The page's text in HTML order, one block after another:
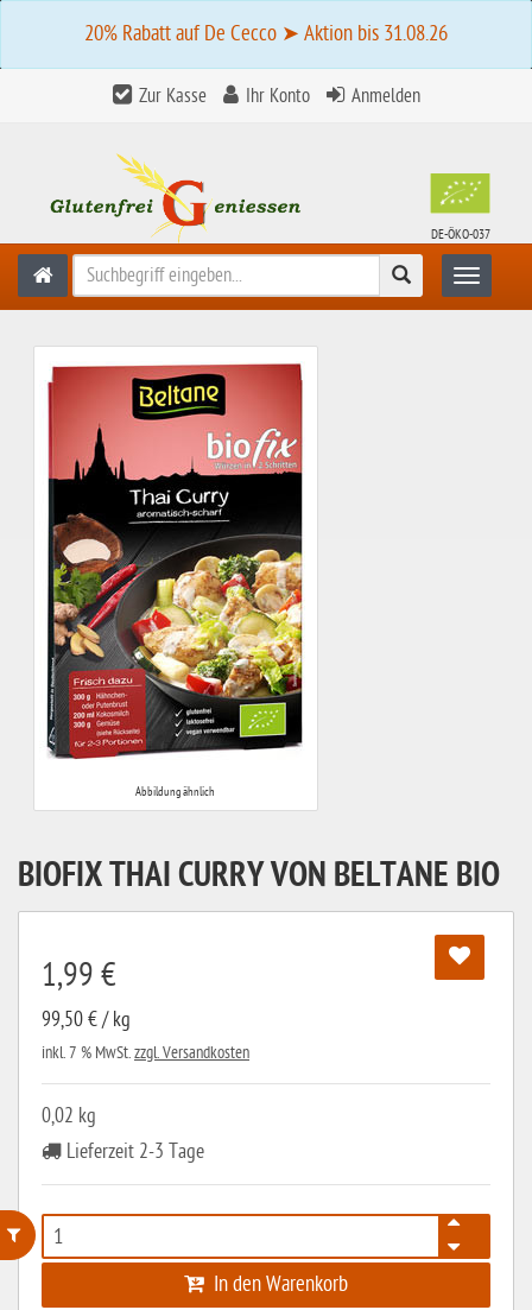
ohne Weizenstärke
20% Rabatt auf De Cecco ➤ Aktion bis 31.08.26
Zur Kasse Ihr Konto Anmelden
DE-ÖKO-037
Suchen Toggle
Abbildung ähnlich
BIOFIX THAI CURRY VON BELTANE BIO
1,99 €
99,50 € / kg
inkl. 7 % MwSt.zzgl. Versandkosten
0,02 kg
Lieferzeit 2-3 Tage
In den Warenkorb